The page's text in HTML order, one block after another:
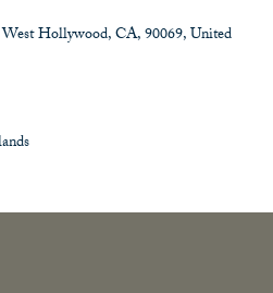
Hollywood, CA, 90069, United